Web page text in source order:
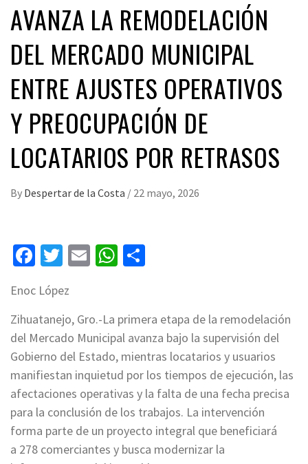
AVANZA LA REMODELACIÓN
DEL MERCADO MUNICIPAL
ENTRE AJUSTES OPERATIVOS
Y PREOCUPACIÓN DE
LOCATARIOS POR RETRASOS
By Despertar de la Costa / 22 mayo, 2026
Facebook
Twitter
EmailWhatsApp
Enoc López
Zihuatanejo, Gro.-La primera etapa de la remodelación
del Mercado Municipal avanza bajo la supervisión del
Gobierno del Estado, mientras locatarios y usuarios
manifiestan inquietud por los tiempos de ejecución, las
afectaciones operativas y la falta de una fecha precisa
para la conclusión de los trabajos. La intervención
forma parte de un proyecto integral que beneficiará
a 278 comerciantes y busca modernizar la